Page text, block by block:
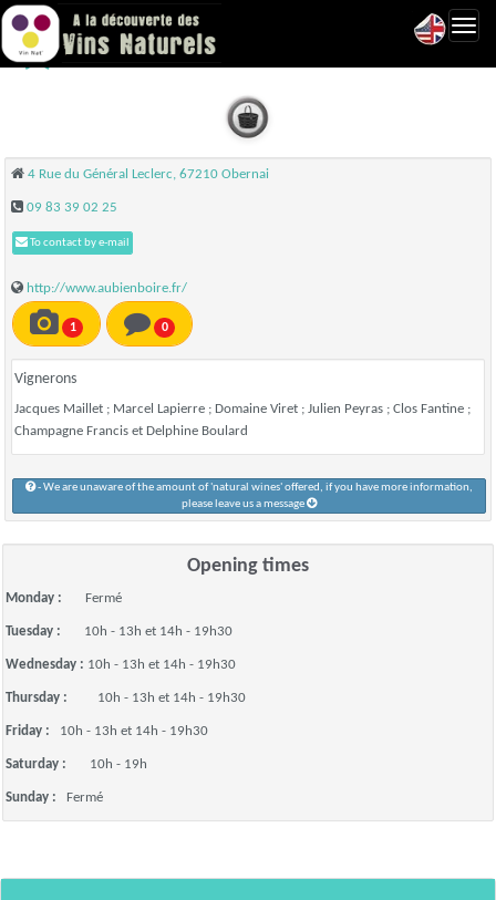
Au Bien Boire - Obernai
4 Rue du Général Leclerc, 67210 Obernai
09 83 39 02 25
To contact by e-mail
http://www.aubienboire.fr/
1 0
Vignerons
Jacques Maillet ; Marcel Lapierre ; Domaine Viret ; Julien Peyras ; Clos Fantine ;
Champagne Francis et Delphine Boulard
- We are unaware of the amount of 'natural wines' offered, if you have more information,
please leave us a message
Opening times
Monday : Fermé
Tuesday : 10h - 13h et 14h - 19h30
Wednesday : 10h - 13h et 14h - 19h30
Thursday : 10h - 13h et 14h - 19h30
Friday : 10h - 13h et 14h - 19h30
Saturday : 10h - 19h
Sunday : Fermé